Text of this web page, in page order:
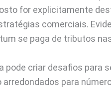
for explicitamente
comerciais.
se paga de tributos
pode criar desafios para
para